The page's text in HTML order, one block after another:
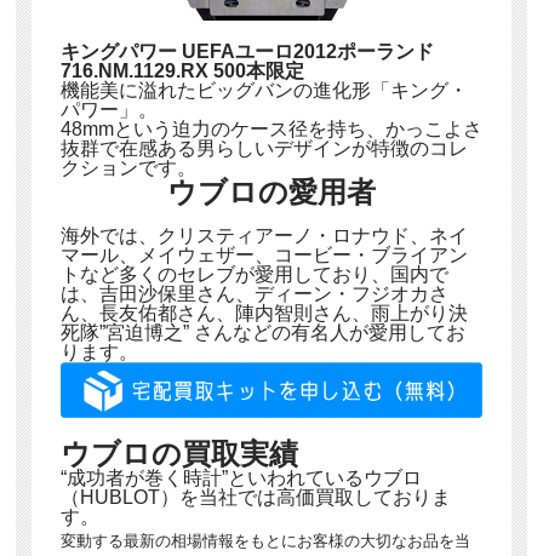
キングパワー UEFAユーロ2012ポーランド
716.NM.1129.RX 500本限定
機能美に溢れたビッグバンの進化形「キング・
パワー」。
48mmという迫力のケース径を持ち、かっこよさ
抜群で在感ある男らしいデザインが特徴のコレ
クションです。
ウブロの愛用者
海外では、クリスティアーノ・ロナウド、ネイ
マール、メイウェザー、コービー・ブライアン
トなど多くのセレブが愛用しており、国内で
は、吉田沙保里さん、ディーン・フジオカさ
ん、長友佑都さん、陣内智則さん、雨上がり決
死隊”宮迫博之” さんなどの有名人が愛用してお
ります。
ウブロの買取実績
“成功者が巻く時計”といわれているウブロ
（HUBLOT）を当社では高価買取しておりま
す。
変動する最新の相場情報をもとにお客様の大切なお品を当